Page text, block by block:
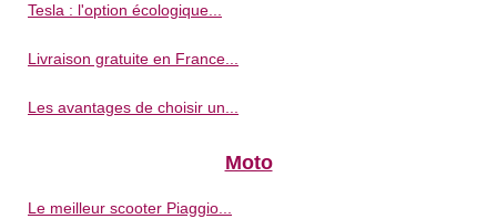
Tesla : l'option écologique...
Livraison gratuite en France...
Les avantages de choisir un...
Moto
Le meilleur scooter Piaggio...